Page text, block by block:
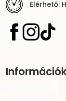
Elérhető: